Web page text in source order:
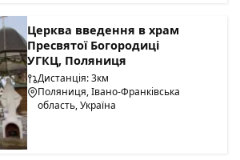
Церква введення в храм
Пресвятої Богородиці
УГКЦ, Поляниця
Дистанція: 3км
Поляниця, Івано-Франківська
область, Україна